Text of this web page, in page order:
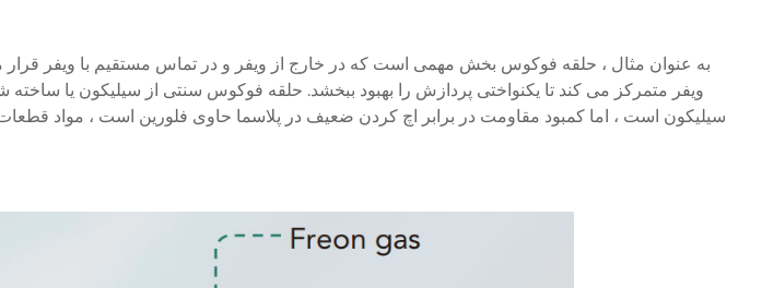
به عنوان مثال ، حلقه فوکوس بخش مهمی است که در خارج از ویفر و در تماس مستقیم با ویفر قرار می
ویفر متمرکز می کند تا یکنواختی پردازش را بهبود ببخشد. حلقه فوکوس سنتی از سیلیکون یا ساخته
سیلیکون است ، اما کمبود مقاومت در برابر اچ کردن ضعیف در پلاسما حاوی فلورین است ، مواد